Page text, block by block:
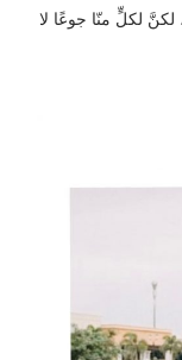
لكنَّ لكلٍّ منّا جوعًا لا